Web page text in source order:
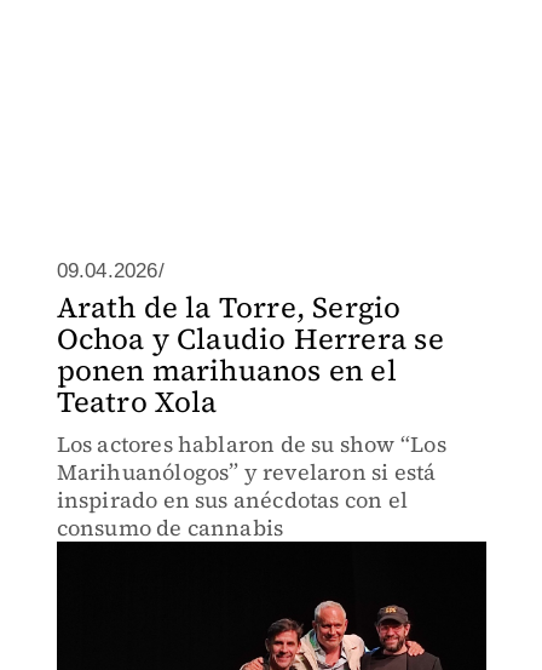
09.04.2026/
Arath de la Torre, Sergio
Ochoa y Claudio Herrera se
ponen marihuanos en el
Teatro Xola
Los actores hablaron de su show “Los
Marihuanólogos” y revelaron si está
inspirado en sus anécdotas con el
consumo de cannabis